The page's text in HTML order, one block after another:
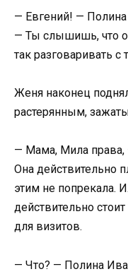
— Евгений! —
— Ты слышишь, что
так разговаривать
Женя наконец
растерянным,
— Мама, Мила права,
Она действительно
этим не попрекала.
действительно
для визитов.
— Что? — Полина